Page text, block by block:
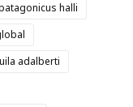
halli
adalberti